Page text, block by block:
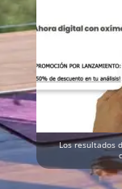
Los resultados